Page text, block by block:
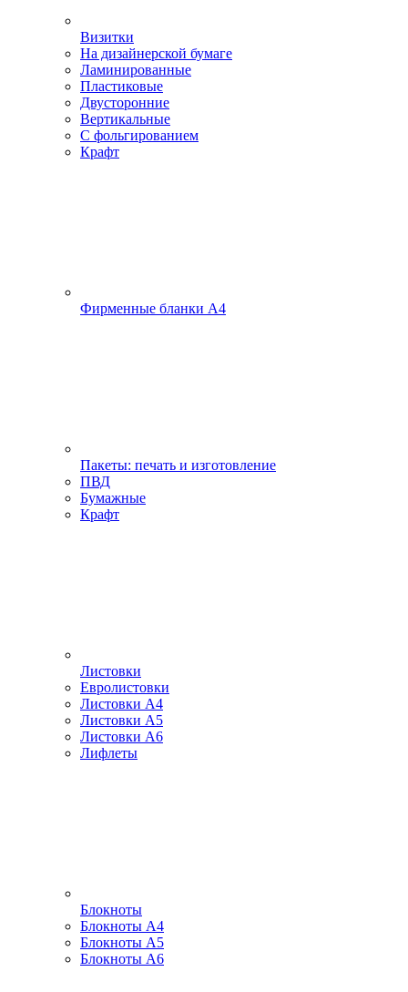
Визитки
На дизайнерской бумаге
Ламинированные
Пластиковые
Двусторонние
Вертикальные
С фольгированием
Крафт
Фирменные бланки А4
Пакеты: печать и изготовление
ПВД
Бумажные
Крафт
Листовки
Евролистовки
Листовки А4
Листовки А5
Листовки А6
Лифлеты
Блокноты
Блокноты А4
Блокноты А5
Блокноты А6